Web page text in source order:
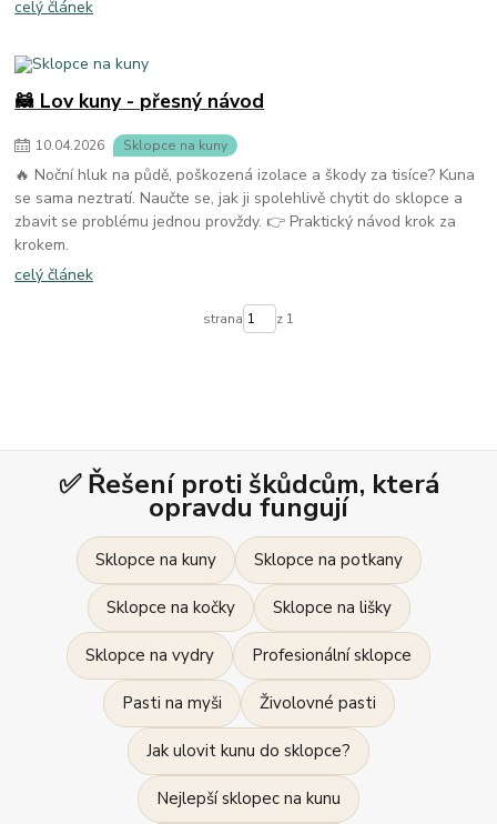
celý článek
🦝 Lov kuny - přesný návod
10.04.2026 Sklopce na kuny
🔥 Noční hluk na půdě, poškozená izolace a škody za tisíce? Kuna
se sama neztratí. Naučte se, jak ji spolehlivě chytit do sklopce a
zbavit se problému jednou provždy. 👉 Praktický návod krok za
krokem.
celý článek
strana z 1
✅ Řešení proti škůdcům, která
opravdu fungují
Sklopce na kuny Sklopce na potkany
Sklopce na kočky Sklopce na lišky
Sklopce na vydry Profesionální sklopce
Pasti na myši Živolovné pasti
Jak ulovit kunu do sklopce?
Nejlepší sklopec na kunu